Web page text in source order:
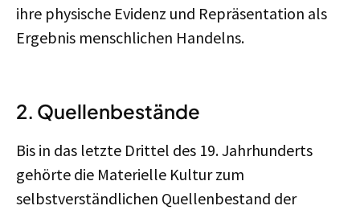
ihre physische Evidenz und Repräsentation als
Ergebnis menschlichen Handelns.
2. Quellenbestände
Bis in das letzte Drittel des 19. Jahrhunderts
gehörte die Materielle Kultur zum
selbstverständlichen Quellenbestand der